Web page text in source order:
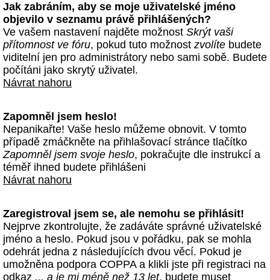
Jak zabráním, aby se moje uživatelské jméno
objevilo v seznamu právě přihlášených?
Ve vašem nastavení najděte možnost Skrýt vaši
přítomnost ve fóru, pokud tuto možnost zvolíte budete
viditelní jen pro administrátory nebo sami sobě. Budete
počítáni jako skrytý uživatel.
Návrat nahoru
Zapomněl jsem heslo!
Nepanikařte! Vaše heslo můžeme obnovit. V tomto
případě zmáčkněte na přihlašovací stránce tlačítko
Zapomněl jsem svoje heslo, pokračujte dle instrukcí a
téměř ihned budete přihlášeni
Návrat nahoru
Zaregistroval jsem se, ale nemohu se přihlásit!
Nejprve zkontrolujte, že zadáváte správné uživatelské
jméno a heslo. Pokud jsou v pořádku, pak se mohla
odehrát jedna z následujících dvou věcí. Pokud je
umožněna podpora COPPA a klikli jste při registraci na
odkaz ... a je mi méně než 13 let, budete muset